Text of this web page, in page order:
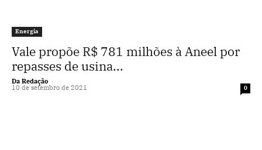
Energia
Vale propõe R$ 781 milhões à Aneel por
repasses de usina...
Da Redação -
10 de setembro de 2021 0